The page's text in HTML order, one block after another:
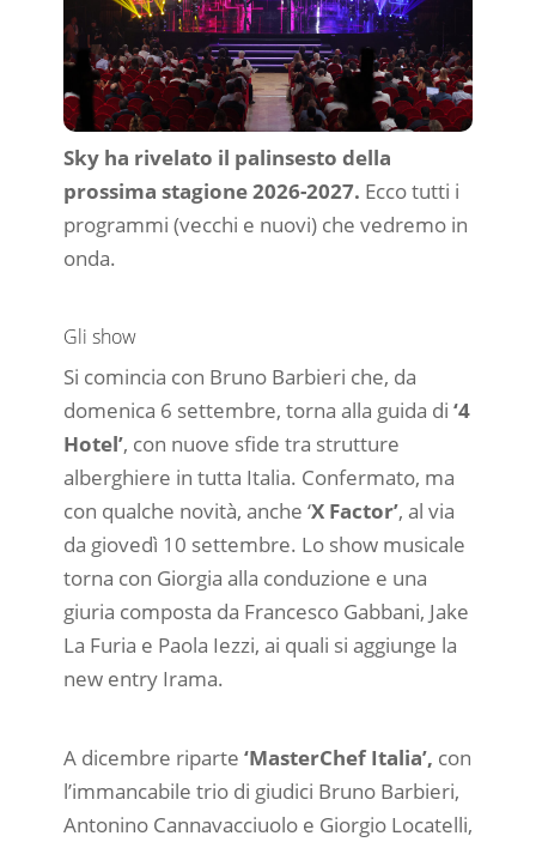
Sky ha rivelato il palinsesto della
prossima stagione 2026-2027. Ecco tutti i
programmi (vecchi e nuovi) che vedremo in
onda.
Gli show
Si comincia con Bruno Barbieri che, da
domenica 6 settembre, torna alla guida di ‘4
Hotel’, con nuove sfide tra strutture
alberghiere in tutta Italia. Confermato, ma
con qualche novità, anche ‘X Factor’, al via
da giovedì 10 settembre. Lo show musicale
torna con Giorgia alla conduzione e una
giuria composta da Francesco Gabbani, Jake
La Furia e Paola Iezzi, ai quali si aggiunge la
new entry Irama.
A dicembre riparte ‘MasterChef Italia’, con
l’immancabile trio di giudici Bruno Barbieri,
Antonino Cannavacciuolo e Giorgio Locatelli,